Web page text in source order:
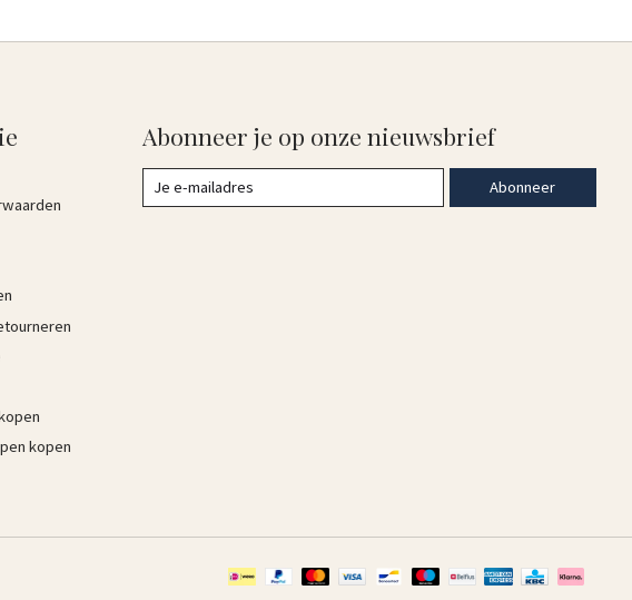
kopen
Abonneer je op onze nieuwsbrief
Abonneer